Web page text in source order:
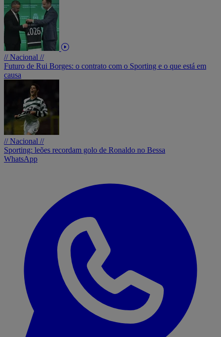
// Nacional //
Futuro de Rui Borges: o contrato com o Sporting e o que está em
causa
// Nacional //
Sporting: leões recordam golo de Ronaldo no Bessa
WhatsApp